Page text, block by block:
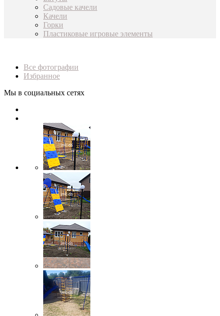
Садовые качели
Качели
Горки
Пластиковые игровые элементы
Все фотографии
Избранное
Мы в социальных сетях